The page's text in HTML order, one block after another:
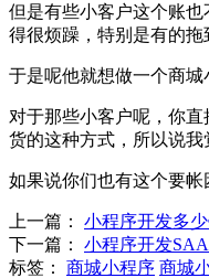
但是有些小客户这个账
得很烦躁，特别是有的拖
于是呢他就想做一个商城
对于那些小客户呢，你
货的这种方式，所以说
如果说你们也有这个要
上一篇： 小程序开发多
下一篇： 小程序开发
标签： 商城小程序 商城